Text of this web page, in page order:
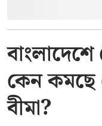
কেন কমছে
বীমা?